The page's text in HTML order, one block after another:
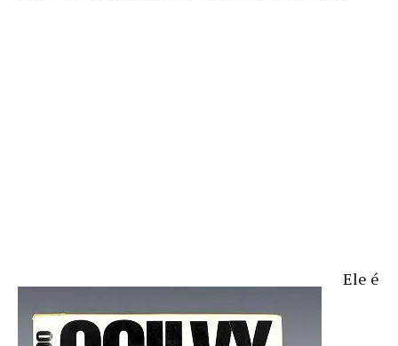
Ele é